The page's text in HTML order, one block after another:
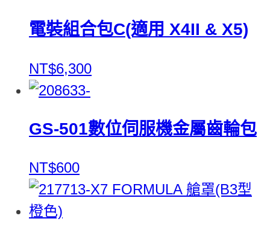
電裝組合包C(適用 X4II & X5)
NT$6,300
GS-501數位伺服機金屬齒輪包
NT$600